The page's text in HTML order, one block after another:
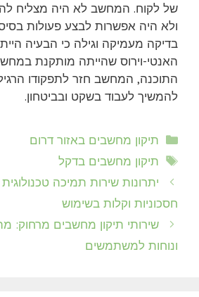
של לקוח. המחשב לא היה מצליח
ולא היה אפשרות לבצע פעולות
בדיקה מעמיקה וגילה כי הבעיה
האנטי-וירוס שהייתה מותקנת
התוכנה, המחשב חזר לתפקודו
להמשיך לעבוד בשקט ובביטחון.
קטגוריות
תיקון מחשבים באזור דרום
תגיות
תיקון מחשבים בדקל
יתרונות שירות תמיכה
חסכוניות וקלות בשימוש
שירותי תיקון מחשבים מרחוק:
ונוחות למשתמשים